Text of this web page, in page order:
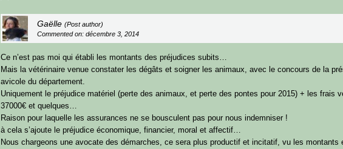
Gaëlle(Post author)
Commented on: décembre 3, 2014
Ce n’est pas moi qui établi les montants des préjudices subits…
Mais la vétérinaire venue constater les dégâts et soigner les animaux, avec le concours de la
avicole du département.
Uniquement le préjudice matériel (perte des animaux, et perte des pontes pour 2015) + les frais
37000€ et quelques…
Raison pour laquelle les assurances ne se bousculent pas pour nous indemniser !
à cela s’ajoute le préjudice économique, financier, moral et affectif…
Nous chargeons une avocate des démarches, ce sera plus productif et incitatif, vu les montants